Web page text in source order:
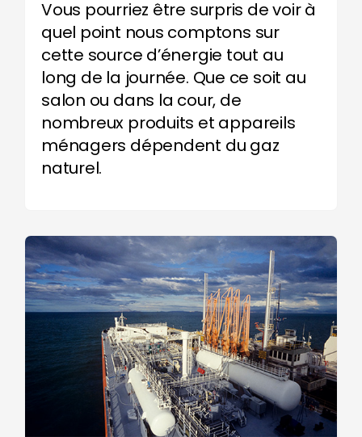
Vous pourriez être surpris de voir à
quel point nous comptons sur
cette source d’énergie tout au
long de la journée. Que ce soit au
salon ou dans la cour, de
nombreux produits et appareils
ménagers dépendent du gaz
naturel.